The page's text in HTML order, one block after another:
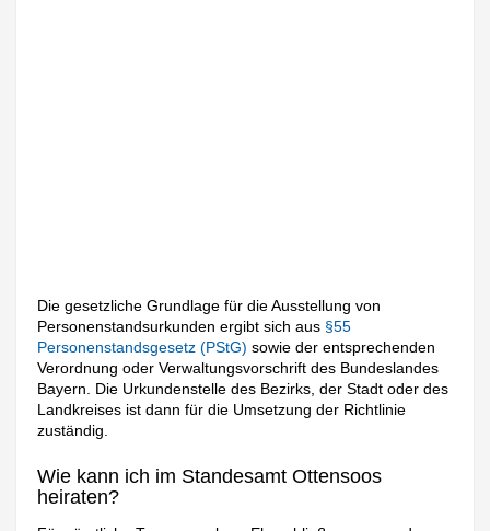
Die gesetzliche Grundlage für die Ausstellung von
Personenstandsurkunden ergibt sich aus §55
Personenstandsgesetz (PStG)sowie der entsprechenden
Verordnung oder Verwaltungsvorschrift des Bundeslandes
Bayern. Die Urkundenstelle des Bezirks, der Stadt oder des
Landkreises ist dann für die Umsetzung der Richtlinie
zuständig.
Wie kann ich im Standesamt Ottensoos
heiraten?